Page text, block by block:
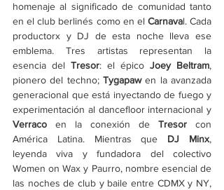
homenaje al significado de comunidad tanto
en el club berlinés como en el Carnaval. Cada
productorx y DJ de esta noche lleva ese
emblema. Tres artistas representan la
esencia del Tresor: el épico Joey Beltram,
pionero del techno; Tygapaw en la avanzada
generacional que está inyectando de fuego y
Verraco en la conexión de Tresor con
América Latina. Mientras que DJ Minx,
leyenda viva y fundadora del colectivo
Women on Wax y Paurro, nombre esencial de
las noches de club y baile entre CDMX y NY,